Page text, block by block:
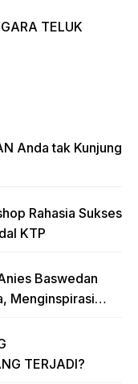
TELUK
Anda tak Kunjung
Rahasia Sukses
KTP
Baswedan
Menginspirasi
TERJADI?